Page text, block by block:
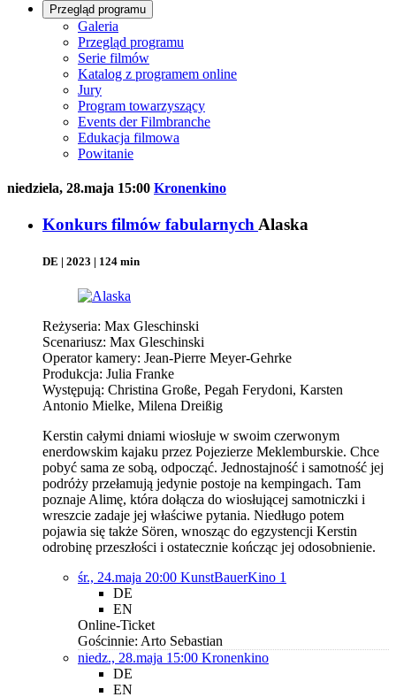
Przegląd programu
Galeria
Przegląd programu
Serie filmów
Katalog z programem online
Jury
Program towarzyszący
Events der Filmbranche
Edukacja filmowa
Powitanie
niedziela, 28.maja 15:00 Kronenkino
Konkurs filmów fabularnychAlaska
DE | 2023 | 124 min
Reżyseria: Max Gleschinski
Scenariusz: Max Gleschinski
Operator kamery: Jean-Pierre Meyer-Gehrke
Produkcja: Julia Franke
Występują: Christina Große, Pegah Ferydoni, Karsten
Antonio Mielke, Milena Dreißig
Kerstin całymi dniami wiosłuje w swoim czerwonym
enerdowskim kajaku przez Pojezierze Meklemburskie. Chce
pobyć sama ze sobą, odpocząć. Jednostajność i samotność jej
podróży przełamują jedynie postoje na kempingach. Tam
poznaje Alimę, która dołącza do wiosłującej samotniczki i
wreszcie zadaje jej właściwe pytania. Niedługo potem
pojawia się także Sören, wnosząc do egzystencji Kerstin
odrobinę przeszłości i ostatecznie kończąc jej odosobnienie.
śr., 24.maja 20:00 KunstBauerKino 1
DE
EN
Online-Ticket
Gościnnie: Arto Sebastian
niedz., 28.maja 15:00 Kronenkino
DE
EN